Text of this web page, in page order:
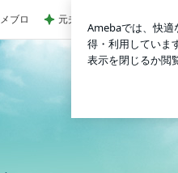
ブロ 元夫に言われ言葉を失った